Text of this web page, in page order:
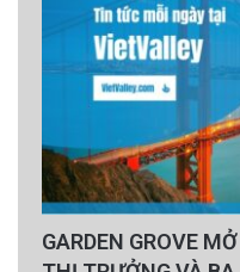
RELATED STORIES
UN report:
police, smugglers,
GARDEN GROVE